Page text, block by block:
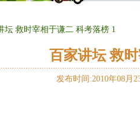
坛 救时宰相于谦二 科考落榜 1
百家讲坛 救
发布时间:2010年08月